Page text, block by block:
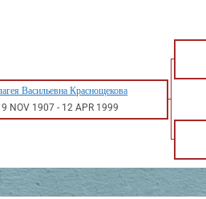
Васильевна Краснощекова
NOV 1907- 12 APR 1999